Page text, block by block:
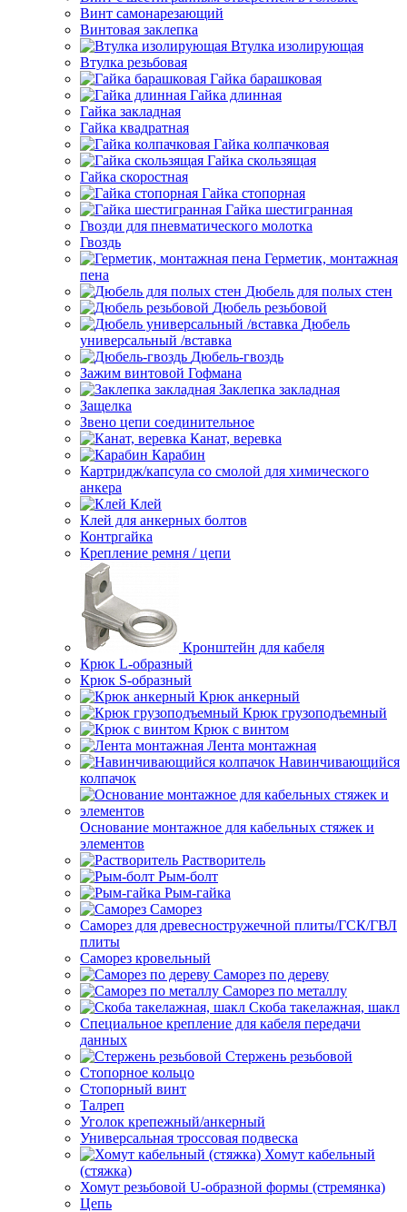
Винт самонарезающий
Винтовая заклепка
Втулка изолирующая
Втулка резьбовая
Гайка барашковая
Гайка длинная
Гайка закладная
Гайка квадратная
Гайка колпачковая
Гайка скользящая
Гайка скоростная
Гайка стопорная
Гайка шестигранная
Гвозди для пневматического молотка
Гвоздь
Герметик, монтажная
пена
Дюбель для полых стен
Дюбель резьбовой
Дюбель
универсальный /вставка
Дюбель-гвоздь
Зажим винтовой Гофмана
Заклепка закладная
Защелка
Звено цепи соединительное
Канат, веревка
Карабин
Картридж/капсула со смолой для химического
анкера
Клей
Клей для анкерных болтов
Контргайка
Крепление ремня / цепи
Кронштейн для кабеля
Крюк L-образный
Крюк S-образный
Крюк анкерный
Крюк грузоподъемный
Крюк с винтом
Лента монтажная
Навинчивающийся
колпачок
Основание монтажное для кабельных стяжек и
элементов
Растворитель
Рым-болт
Рым-гайка
Саморез
Саморез для древесностружечной плиты/ГСК/ГВЛ
плиты
Саморез кровельный
Саморез по дереву
Саморез по металлу
Скоба такелажная, шакл
Специальное крепление для кабеля передачи
данных
Стержень резьбовой
Стопорное кольцо
Стопорный винт
Талреп
Уголок крепежный/анкерный
Универсальная троссовая подвеска
Хомут кабельный
(стяжка)
Хомут резьбовой U-образной формы (стремянка)
Цепь